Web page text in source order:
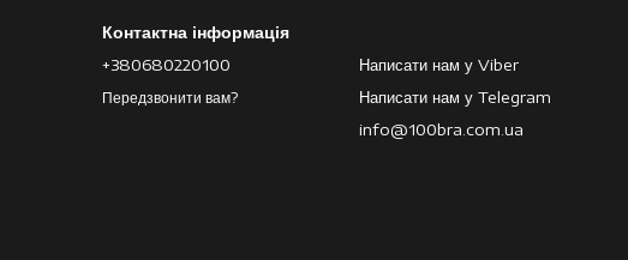
Контактна інформація
+380680220100
Передзвонити вам?
Написати нам у Viber
Написати нам у Telegram
info@100bra.com.ua